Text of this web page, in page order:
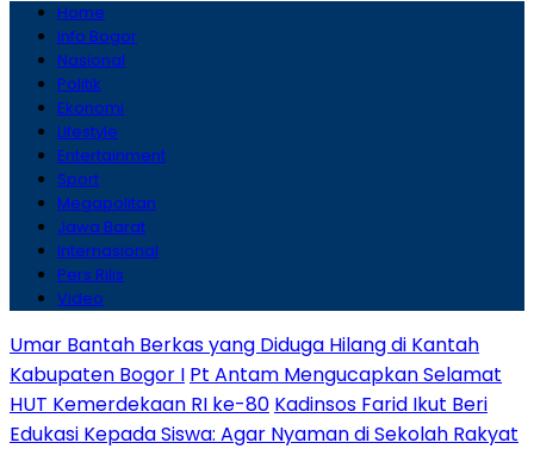
Home
Info Bogor
Nasional
Politik
Ekonomi
Lifestyle
Entertainment
Sport
Megapolitan
Jawa Barat
Internasional
Pers Rilis
Video
Umar Bantah Berkas yang Diduga Hilang di Kantah
Kabupaten Bogor I Pt Antam Mengucapkan Selamat
HUT Kemerdekaan RI ke-80 Kadinsos Farid Ikut Beri
Edukasi Kepada Siswa: Agar Nyaman di Sekolah Rakyat